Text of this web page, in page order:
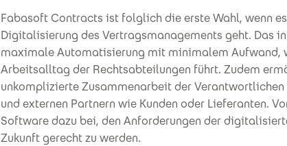
Fabasoft Contracts ist folglich die erste Wahl, wenn
Digitalisierung des Vertragsmanagements geht. Das
maximale Automatisierung mit minimalem Aufwand,
Arbeitsalltag der Rechtsabteilungen führt. Zudem
unkomplizierte Zusammenarbeit der
und externen Partnern wie Kunden oder Lieferanten.
Software dazu bei, den Anforderungen der
Zukunft gerecht zu werden.